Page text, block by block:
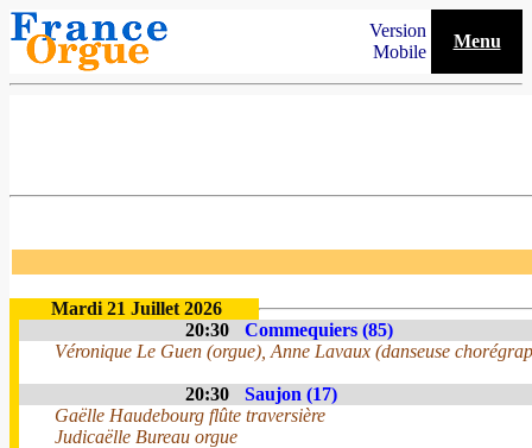
Version
Mobile
Menu
Mardi 21 Juillet 2026
20:30
Commequiers (85)
Véronique Le Guen (orgue), Anne Lavaux (danseuse
20:30
Saujon (17)
Gaëlle Haudebourg flûte traversière
Judicaëlle Bureau orgue